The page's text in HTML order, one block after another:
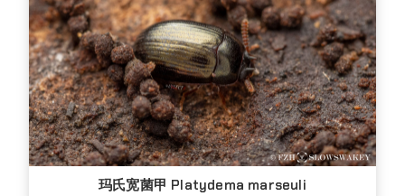
玛氏宽菌甲 Platydema marseuli